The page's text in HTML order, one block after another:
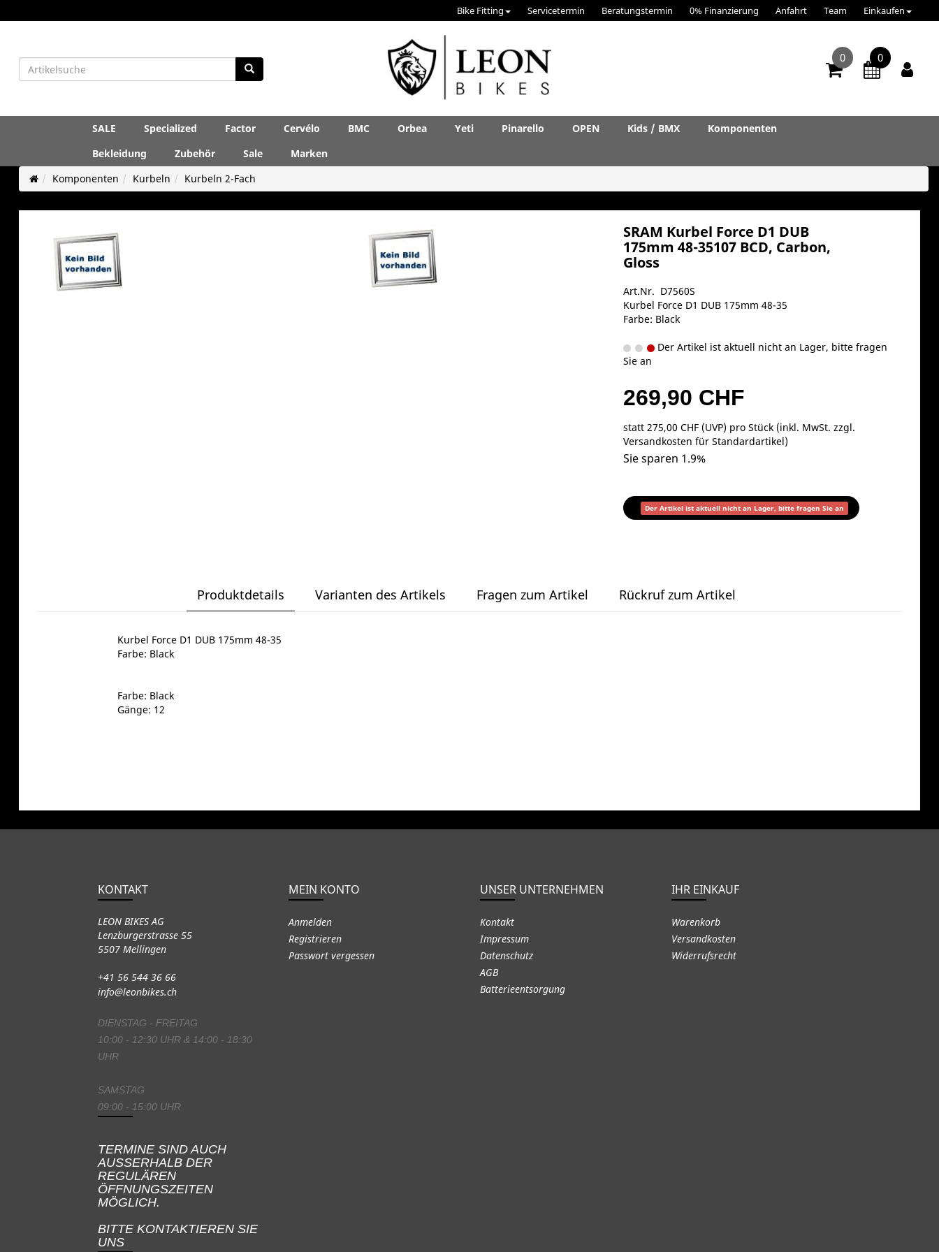
Bike Fitting Servicetermin Beratungstermin 0% Finanzierung Anfahrt Team Einkaufen
0 0
SALE Specialized Factor Cervélo BMC Orbea Yeti Pinarello OPEN Kids / BMX
Komponenten
Bekleidung
Zubehör Sale
Marken
Komponenten
Kurbeln Kurbeln 2-Fach
SRAM Kurbel Force D1 DUB
175mm 48-35107 BCD, Carbon,
Gloss
Art.Nr. D7560S
Kurbel Force D1 DUB 175mm 48-35
Farbe: Black
Der Artikel ist aktuell nicht an Lager, bitte fragen
Sie an
269,90 CHF
statt275,00 CHF (UVP) pro Stück (inkl. MwSt. zzgl.
Versandkosten für Standardartikel)
Sie sparen 1.9%
Der Artikel ist aktuell nicht an Lager, bitte fragen Sie an
Produktdetails Varianten des Artikels Fragen zum Artikel Rückruf zum Artikel
Kurbel Force D1 DUB 175mm 48-35
Farbe: Black
Farbe: Black
Gänge: 12
KONTAKT
LEON BIKES AG
Lenzburgerstrasse 55
5507 Mellingen
+41 56 544 36 66
info@leonbikes.ch
DIENSTAG - FREITAG
10:00 - 12:30 UHR & 14:00 - 18:30
UHR
SAMSTAG
09:00 - 15:00 UHR
TERMINE SIND AUCH
AUSSERHALB DER
REGULÄREN
ÖFFNUNGSZEITEN
MÖGLICH.
BITTE KONTAKTIEREN SIE
UNS
MEIN KONTO
Anmelden
Registrieren
Passwort vergessen
UNSER UNTERNEHMEN
Kontakt
Impressum
Datenschutz
AGB
Batterieentsorgung
IHR EINKAUF
Warenkorb
Versandkosten
Widerrufsrecht